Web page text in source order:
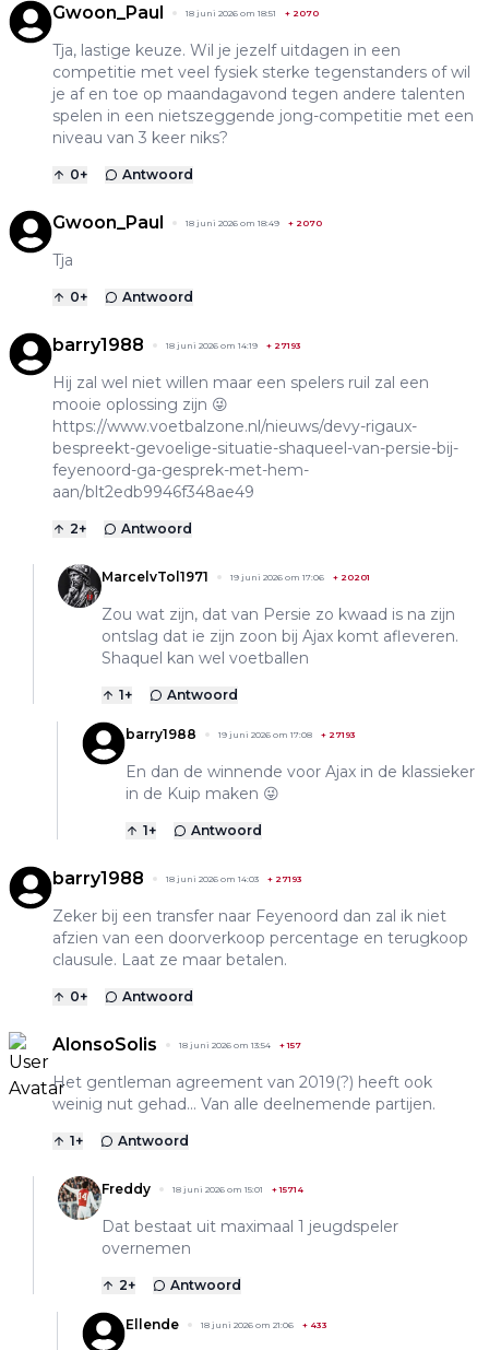
Gwoon_Paul 18 juni 2026 om 18:51 + 2070
Tja, lastige keuze. Wil je jezelf uitdagen in een
competitie met veel fysiek sterke tegenstanders of wil
je af en toe op maandagavond tegen andere talenten
spelen in een nietszeggende jong-competitie met een
niveau van 3 keer niks?
0+ Antwoord
Gwoon_Paul 18 juni 2026 om 18:49 + 2070
Tja
0+ Antwoord
barry1988 18 juni 2026 om 14:19 + 27193
Hij zal wel niet willen maar een spelers ruil zal een
mooie oplossing zijn 😜
https://www.voetbalzone.nl/nieuws/devy-rigaux-
bespreekt-gevoelige-situatie-shaqueel-van-persie-bij-
feyenoord-ga-gesprek-met-hem-
aan/blt2edb9946f348ae49
2+ Antwoord
MarcelvTol1971 19 juni 2026 om 17:06 + 20201
Zou wat zijn, dat van Persie zo kwaad is na zijn
ontslag dat ie zijn zoon bij Ajax komt afleveren.
Shaquel kan wel voetballen
1+ Antwoord
barry1988 19 juni 2026 om 17:08 + 27193
En dan de winnende voor Ajax in de klassieker
in de Kuip maken 😜
1+ Antwoord
barry1988 18 juni 2026 om 14:03 + 27193
Zeker bij een transfer naar Feyenoord dan zal ik niet
afzien van een doorverkoop percentage en terugkoop
clausule. Laat ze maar betalen.
0+ Antwoord
AlonsoSolis 18 juni 2026 om 13:54 +157
Het gentleman agreement van 2019(?) heeft ook
weinig nut gehad... Van alle deelnemende partijen.
1+ Antwoord
Freddy 18 juni 2026 om 15:01 +15714
Dat bestaat uit maximaal 1 jeugdspeler
overnemen
2+ Antwoord
Ellende 18 juni 2026 om 21:06 + 433